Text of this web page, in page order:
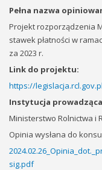
Pełna nazwa
Projekt rozporządzenia
stawek płatności w
za 2023 r.
Link do projektu:
https://
Instytucja prowadząca
Ministerstwo Rolnictwa i
Opinia wysłana do
sig.pdf